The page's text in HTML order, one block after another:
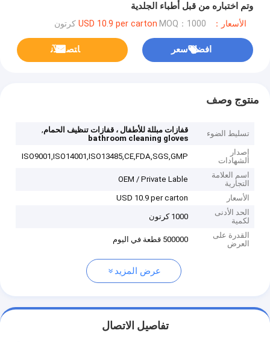
وتم اختباره من قبل أطباء الجلدية
الأسعار：USD 10.9 per carton MOQ：1000 كرتون
افضل سعر ﺎﺘﺼﻟ ﺍﻶﻧ
منتوج وصف
تسليط الضوء قفازات مبللة للأطفال ، قفازات تنظيف الحمام,
bathroom cleaning gloves
إصدار
الشهادات
ISO9001,ISO14001,ISO13485,CE,FDA,SGS,GMP
اسم العلامة
التجارية
OEM / Private Lable
الأسعار
USD 10.9 per carton
الحد الأدنى
لكمية
1000 كرتون
القدرة على
العرض
500000 قطعة في اليوم
عرض المزيد
تفاصيل الاتصال